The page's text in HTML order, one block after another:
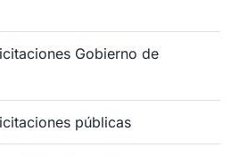
Gobierno de
públicas